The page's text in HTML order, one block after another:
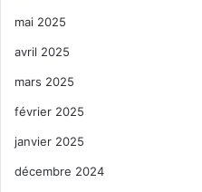
mai 2025
avril 2025
mars 2025
février 2025
janvier 2025
décembre 2024